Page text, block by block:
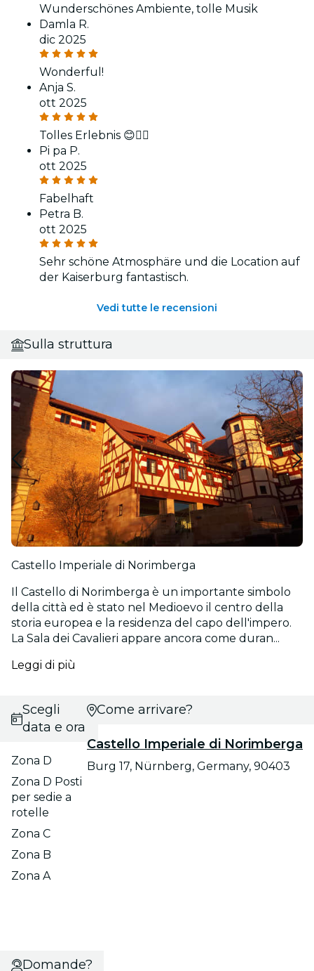
Wunderschönes Ambiente, tolle Musik
Damla R.
dic 2025
Wonderful!
Anja S.
ott 2025
Tolles Erlebnis 😊👍🏼
Pi pa P.
ott 2025
Fabelhaft
Petra B.
ott 2025
Sehr schöne Atmosphäre und die Location auf
der Kaiserburg fantastisch.
Vedi tutte le recensioni
Sulla struttura
Castello Imperiale di Norimberga
Il Castello di Norimberga è un importante simbolo
della città ed è stato nel Medioevo il centro della
storia europea e la residenza del capo dell'impero.
La Sala dei Cavalieri appare ancora come duran...
Leggi di più
Scegli
data e ora
Zona D
Zona D Posti
per sedie a
rotelle
Zona C
Zona B
Zona A
Come arrivare?
Castello Imperiale di Norimberga
Burg 17, Nürnberg, Germany, 90403
Domande?